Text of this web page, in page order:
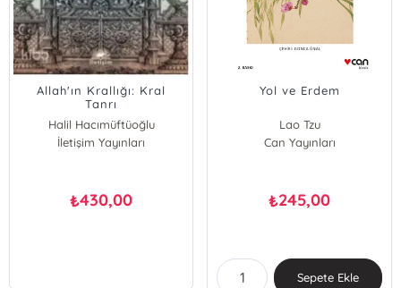
Allah'ın Krallığı: Kral
Tanrı
Halil Hacımüftüoğlu
İletişim Yayınları
₺430,00
Yol ve Erdem
Lao Tzu
Can Yayınları
₺245,00
Sepete Ekle